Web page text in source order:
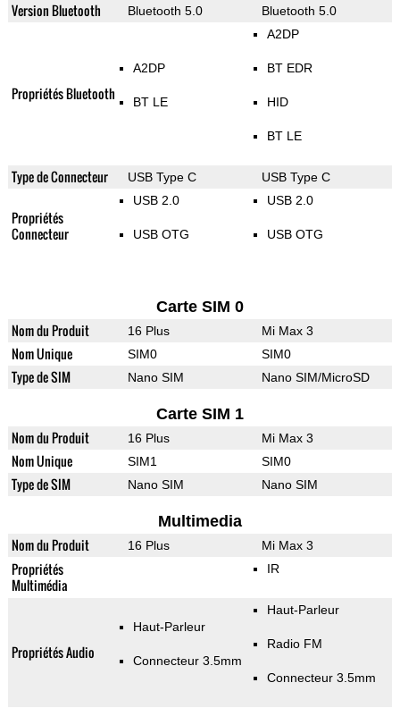
Version Bluetooth Bluetooth 5.0 Bluetooth 5.0
Propriétés Bluetooth
A2DP
BT LE
A2DP
BT EDR
HID
BT LE
Type de Connecteur USB Type C USB Type C
Propriétés
Connecteur
USB 2.0
USB OTG
USB 2.0
USB OTG
Carte SIM 0
Nom du Produit 16 Plus Mi Max 3
Nom Unique SIM0 SIM0
Type de SIM Nano SIM Nano SIM/MicroSD
Carte SIM 1
Nom du Produit 16 Plus Mi Max 3
Nom Unique SIM1 SIM0
Type de SIM Nano SIM Nano SIM
Multimedia
Nom du Produit 16 Plus Mi Max 3
Propriétés
Multimédia
IR
Propriétés Audio
Haut-Parleur
Connecteur 3.5mm
Haut-Parleur
Radio FM
Connecteur 3.5mm